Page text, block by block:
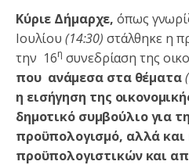
Κύριε Δήμαρχε,όπως
Ιουλίου(14:30) στάλθηκε η
την 16η συνεδρίαση της
που ανάμεσα στα θέματα
η εισήγηση της
δημοτικό συμβούλιο για
προϋπολογισμό, αλλά και
προϋπολογιστικών και